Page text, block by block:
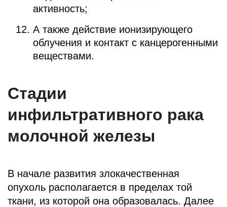
активность;
А также действие ионизирующего
облучения и контакт с канцерогенными
веществами.
Стадии
инфильтративного рака
молочной железы
В начале развития злокачественная
опухоль располагается в пределах той
ткани, из которой она образовалась. Далее